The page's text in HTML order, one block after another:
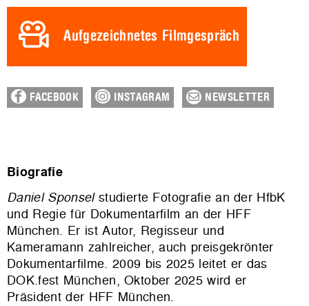
Aufgezeichnetes Filmgespräch
FACEBOOK INSTAGRAM NEWSLETTER
Biografie
Daniel Sponselstudierte Fotografie an der HfbK
und Regie für Dokumentarfilm an der HFF
München. Er ist Autor, Regisseur und
Kameramann zahlreicher, auch preisgekrönter
Dokumentarfilme. 2009 bis 2025 leitet er das
DOK.fest München, Oktober 2025 wird er
Präsident der HFF München.